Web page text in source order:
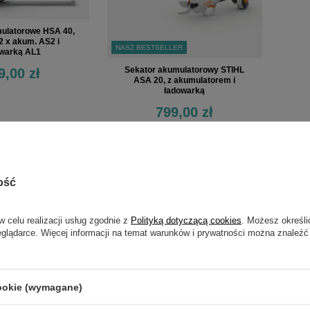
HSA 40,
x akum. AS2 i
AL1
zł
NASZ BESTSELLER
Sekator akumulatorowy STIHL
ASA 20, z akumulatorem i
ładowarką
799,00 zł
STIHL
celu realizacji usług zgodnie z Polityką dotyczącą cookies . Możesz
Więcej informacji na temat warunków i prywatności można
(wymagane)